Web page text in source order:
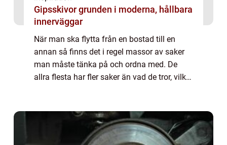
Gipsskivor grunden i moderna, hållbara
innerväggar
När man ska flytta från en bostad till en
annan så finns det i regel massor av saker
man måste tänka på och ordna med. De
allra flesta har fler saker än vad de tror, vilket